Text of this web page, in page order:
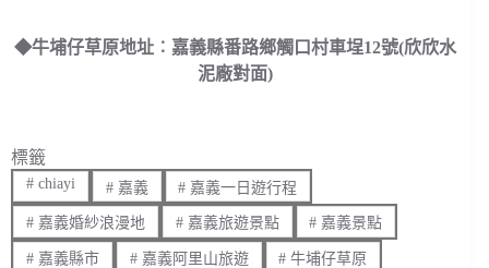
◆牛埔仔草原地址︰嘉義縣番路鄉觸口村車埕12號(欣欣水
泥廠對面)
標籤
#chiayi #嘉義 # 嘉義一日遊行程
#嘉義婚紗浪漫地 #嘉義旅遊景點 # 嘉義景點
#嘉義縣市 #嘉義阿里山旅遊 # 牛埔仔草原